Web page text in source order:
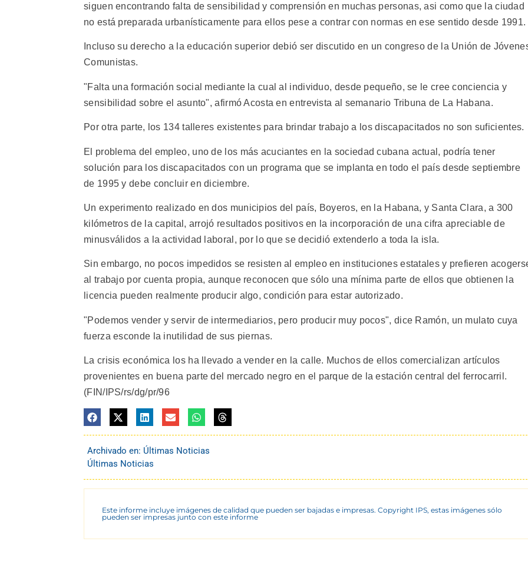
siguen encontrando falta de sensibilidad y comprensión en muchas personas, asi como que la ciudad
no está preparada urbanísticamente para ellos pese a contrar con normas en ese sentido desde 1991.
Incluso su derecho a la educación superior debió ser discutido en un congreso de la Unión de
Comunistas.
"Falta una formación social mediante la cual al individuo, desde pequeño, se le cree conciencia y
sensibilidad sobre el asunto", afirmó Acosta en entrevista al semanario Tribuna de La Habana.
Por otra parte, los 134 talleres existentes para brindar trabajo a los discapacitados no son suficientes.
El problema del empleo, uno de los más acuciantes en la sociedad cubana actual, podría tener
solución para los discapacitados con un programa que se implanta en todo el país desde septiembre
de 1995 y debe concluir en diciembre.
Un experimento realizado en dos municipios del país, Boyeros, en la Habana, y Santa Clara, a 300
kilómetros de la capital, arrojó resultados positivos en la incorporación de una cifra apreciable de
minusválidos a la actividad laboral, por lo que se decidió extenderlo a toda la isla.
Sin embargo, no pocos impedidos se resisten al empleo en instituciones estatales y prefieren
al trabajo por cuenta propia, aunque reconocen que sólo una mínima parte de ellos que obtienen la
licencia pueden realmente producir algo, condición para estar autorizado.
"Podemos vender y servir de intermediarios, pero producir muy pocos", dice Ramón, un mulato cuya
fuerza esconde la inutilidad de sus piernas.
La crisis económica los ha llevado a vender en la calle. Muchos de ellos comercializan artículos
provenientes en buena parte del mercado negro en el parque de la estación central del ferrocarril.
(FIN/IPS/rs/dg/pr/96
Archivado en: Últimas Noticias
Últimas Noticias
Este informe incluye imágenes de calidad que pueden ser bajadas e impresas. Copyright IPS, estas imágenes sólo
pueden ser impresas junto con este informe